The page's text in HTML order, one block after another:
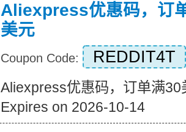
Aliexpress优惠码，订
美元
Coupon Code: REDDIT4T
Aliexpress优惠码，订单满30
Expires on 2026-10-14